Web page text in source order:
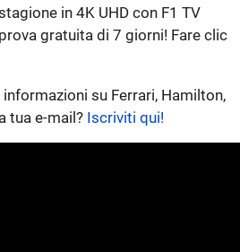
in 4K UHD con F1 TV
gratuita di 7 giorni! Fare clic
su Ferrari, Hamilton,
tua e-mail? Iscriviti qui!